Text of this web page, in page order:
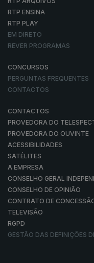
RTP ENSINA
RTP PLAY
EM DIRETO
REVER PROGRAMAS
CONCURSOS
PERGUNTAS FREQUENTES
CONTACTOS
CONTACTOS
PROVEDORA DO
PROVEDORA DO OUVINTE
ACESSIBILIDADES
SATÉLITES
A EMPRESA
CONSELHO GERAL
CONSELHO DE OPINIÃO
CONTRATO DE
TELEVISÃO
RGPD
GESTÃO DAS DEFINIÇÕES